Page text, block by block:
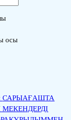
осы
САРЫАҒАШТА
МЕКЕНДЕРДІ